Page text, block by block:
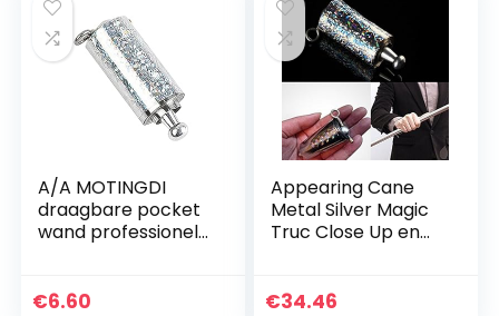
A/A MOTINGDI
draagbare pocket
wand professionele
riet pocket
€6.60
Appearing Cane
Metal Silver Magic
Truc Close Up en
€34.46